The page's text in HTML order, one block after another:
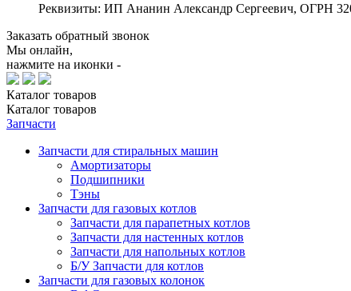
Реквизиты: ИП Ананин Александр Сергеевич, ОГРН
Заказать обратный звонок
Мы онлайн,
нажмите на иконки -
Каталог товаров
Каталог товаров
Запчасти
Запчасти для стиральных машин
Амортизаторы
Подшипники
Тэны
Запчасти для газовых котлов
Запчасти для парапетных котлов
Запчасти для настенных котлов
Запчасти для напольных котлов
Б/У Запчасти для котлов
Запчасти для газовых колонок